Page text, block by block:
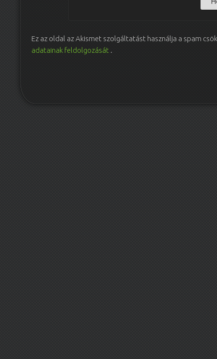
Ez az oldal az Akismet szolgáltatást használja a spam
adatainak feldolgozását .